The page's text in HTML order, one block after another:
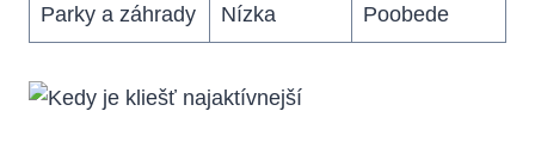
Parky a záhrady Nízka Poobede